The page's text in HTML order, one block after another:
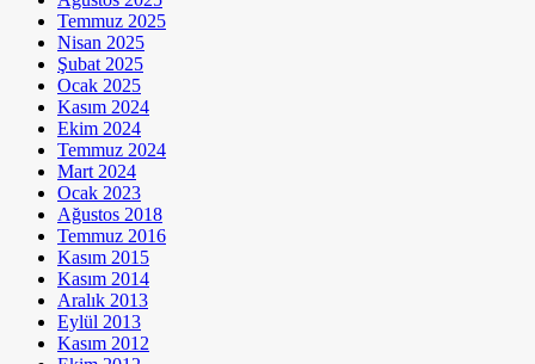
Temmuz 2025
Nisan 2025
Şubat 2025
Ocak 2025
Kasım 2024
Ekim 2024
Temmuz 2024
Mart 2024
Ocak 2023
Ağustos 2018
Temmuz 2016
Kasım 2015
Kasım 2014
Aralık 2013
Eylül 2013
Kasım 2012